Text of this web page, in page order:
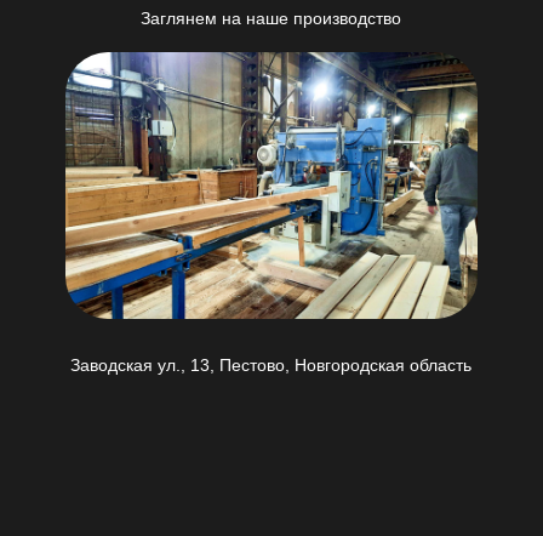
Заглянем на наше производство
Заводская ул., 13, Пестово, Новгородская область